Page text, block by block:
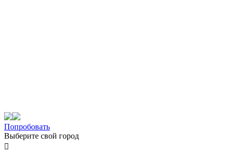
Попробовать
Выберите свой город
